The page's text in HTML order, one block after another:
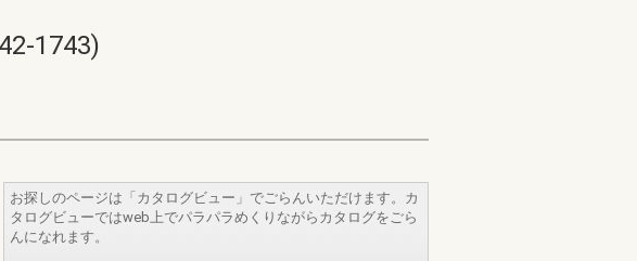
1743)
お探しのページは「カタログビュー」でごらんいただけます。カ
タログビューではweb上でパラパラめくりながらカタログをごら
んになれます。